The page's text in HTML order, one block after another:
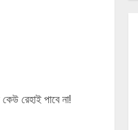
রেহাই পাবে না!